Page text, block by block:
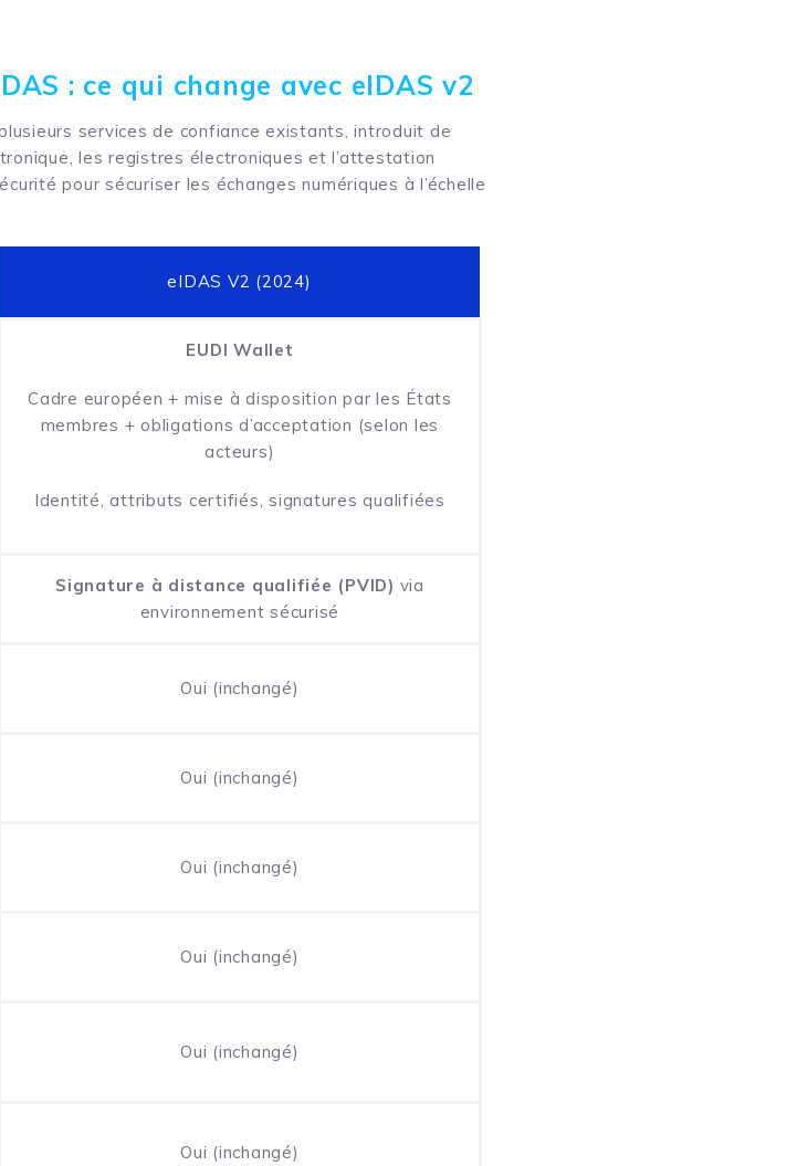
: ce qui change avec eIDAS v2
services de confiance existants, introduit de
les registres électroniques et l’attestation
pour sécuriser les échanges numériques à l’échelle
eIDAS V2 (2024)
EUDI Wallet
Cadre européen + mise à disposition par les États
membres + obligations d’acceptation (selon les
acteurs)
Identité, attributs certifiés, signatures qualifiées
Signature à distance qualifiée (PVID) via
environnement sécurisé
Oui (inchangé)
Oui (inchangé)
Oui (inchangé)
Oui (inchangé)
Oui (inchangé)
Oui (inchangé)